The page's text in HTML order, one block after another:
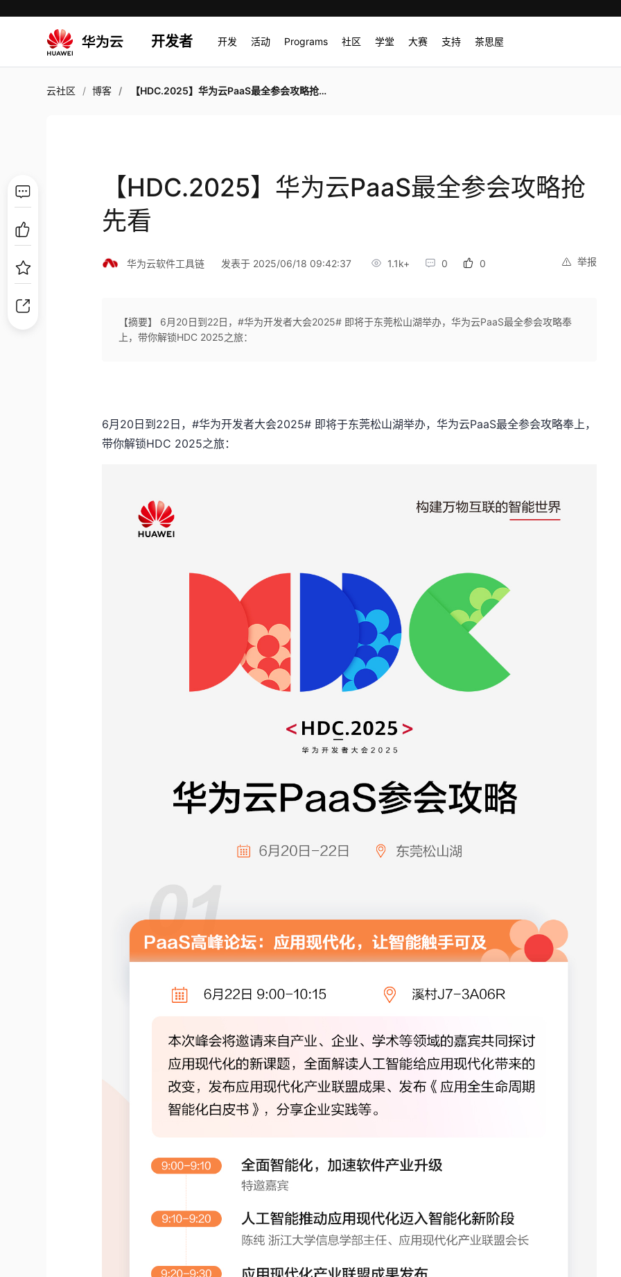
开发者 开发 活动 Programs 社区 学堂 大赛 支持 茶思屋
云社区 博客 【HDC.2025】华为云PaaS最全参会攻略抢先看
【HDC.2025】华为云PaaS最全参会攻略抢
先看
举报
华为云软件工具链 发表于 2025/06/18 09:42:37 1.1k+ 0 0
【摘要】 6月20日到22日，#华为开发者大会2025# 即将于东莞松山湖举办，华为云PaaS最全参会攻略奉
上，带你解锁HDC 2025之旅：
6月20日到22日，#华为开发者大会2025# 即将于东莞松山湖举办，华为云PaaS最全参会攻略奉上，
带你解锁HDC 2025之旅：